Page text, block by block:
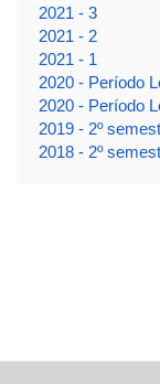
2021 - 3
2021 - 2
2021 - 1
2020 - Período
2020 - Período
2019 - 2º
2018 - 2º